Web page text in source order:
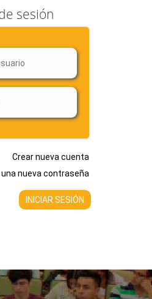
sesión
Crear nueva cuenta
nueva contraseña